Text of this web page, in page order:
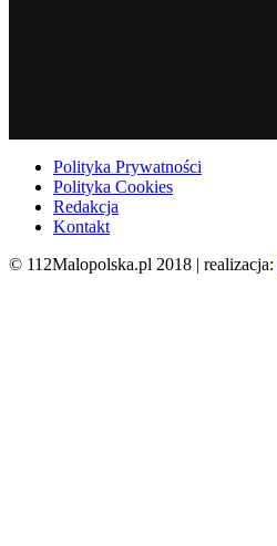
Polityka Prywatności
Polityka Cookies
Redakcja
Kontakt
© 112Malopolska.pl 2018 | realizacja: